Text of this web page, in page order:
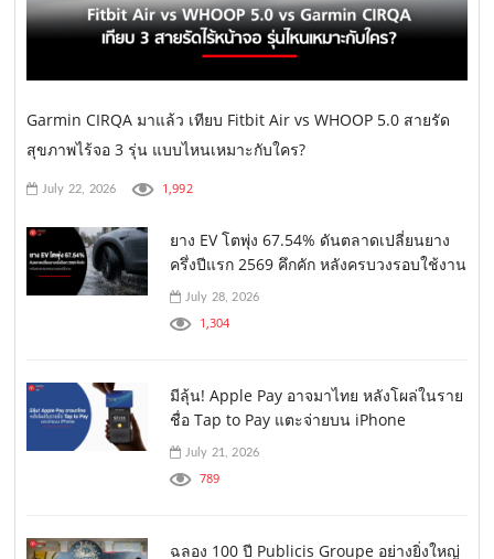
Garmin CIRQA มาแล้ว เทียบ Fitbit Air vs WHOOP 5.0 สายรัด
สุขภาพไร้จอ 3 รุ่น แบบไหนเหมาะกับใคร?
July 22, 2026 1,992
ยาง EV โตพุ่ง 67.54% ดันตลาดเปลี่ยนยาง
ครึ่งปีแรก 2569 คึกคัก หลังครบวงรอบใช้งาน
July 28, 2026
1,304
มีลุ้น! Apple Pay อาจมาไทย หลังโผล่ในราย
ชื่อ Tap to Pay แตะจ่ายบน iPhone
July 21, 2026
789
ฉลอง 100 ปี Publicis Groupe อย่างยิ่งใหญ่